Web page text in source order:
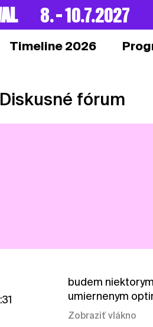
8. – 10.7.2027
Timeline 2026
fórum
budem
umiernenym
Zobraziť vlákno